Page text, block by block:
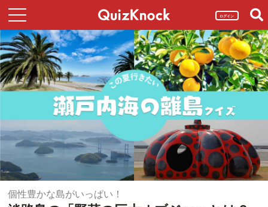
ログイン
個性豊かな島がいっぱい！